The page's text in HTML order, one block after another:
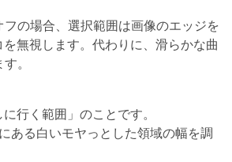
フの場合、選択範囲は画像のエッジを
無視します。代わりに、滑らかな曲
。
に行く範囲」のことです。
ある白いモヤっとした領域の幅を調